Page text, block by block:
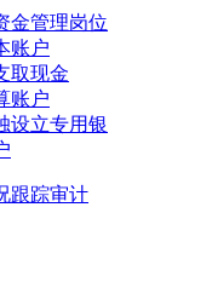
金管理岗位
账户
取现金
账户
设立专用银
跟踪审计